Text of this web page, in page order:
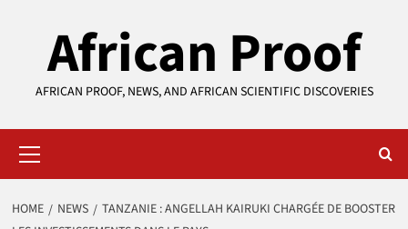
African Proof
AFRICAN PROOF, NEWS, AND AFRICAN SCIENTIFIC DISCOVERIES
Menu
HOME NEWS
TANZANIE : ANGELLAH KAIRUKI CHARGÉE DE BOOSTER